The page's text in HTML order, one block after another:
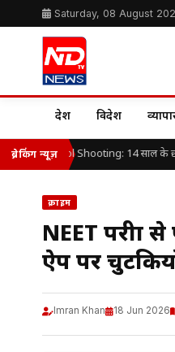
Saturday, 08 August
देश विदेश
ब्रेकिंग न्यूज़
School Shooting: 14 साल के छात्र ने
क्राइम
NEET
ऐप पर
Imran Khan 18 Jun 2026